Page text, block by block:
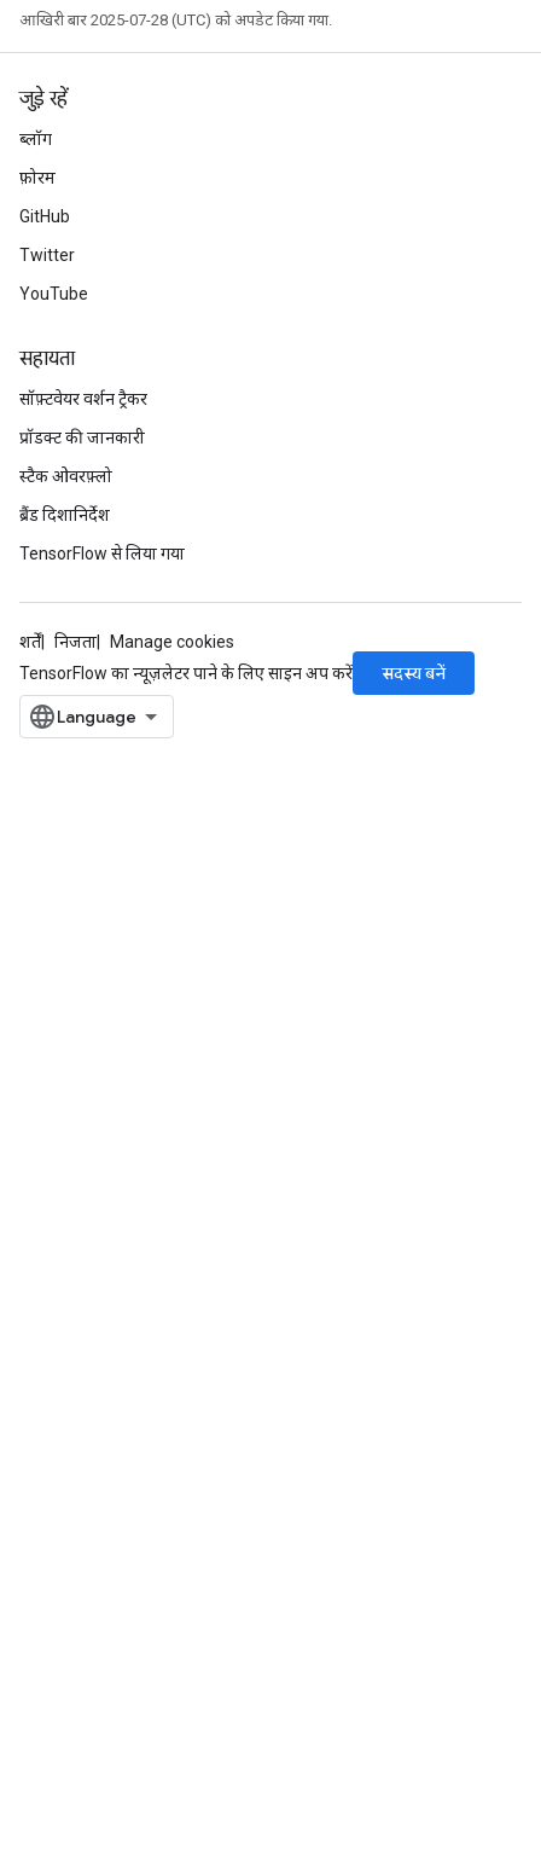
आखिरी बार 2025-07-28 (UTC) को अपडेट किया गया.
जुड़े रहें
ब्लॉग
फ़ोरम
GitHub
Twitter
YouTube
सहायता
सॉफ़्टवेयर वर्शन ट्रैकर
प्रॉडक्ट की जानकारी
स्टैक ओवरफ़्लो
ब्रैंड दिशानिर्देश
TensorFlow से लिया गया
शर्तें निजता
Manage cookies
TensorFlow का न्यूज़लेटर पाने के लिए साइन अप करें
सदस्य बनें